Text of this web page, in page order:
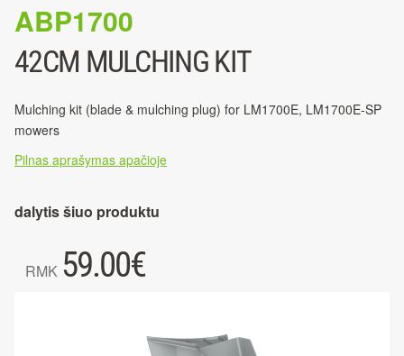
ABP1700
42CM MULCHING KIT
Mulching kit (blade & mulching plug) for LM1700E, LM1700E-SP
mowers
Pilnas aprašymas apačioje
dalytis šiuo produktu
RMK 59.00€